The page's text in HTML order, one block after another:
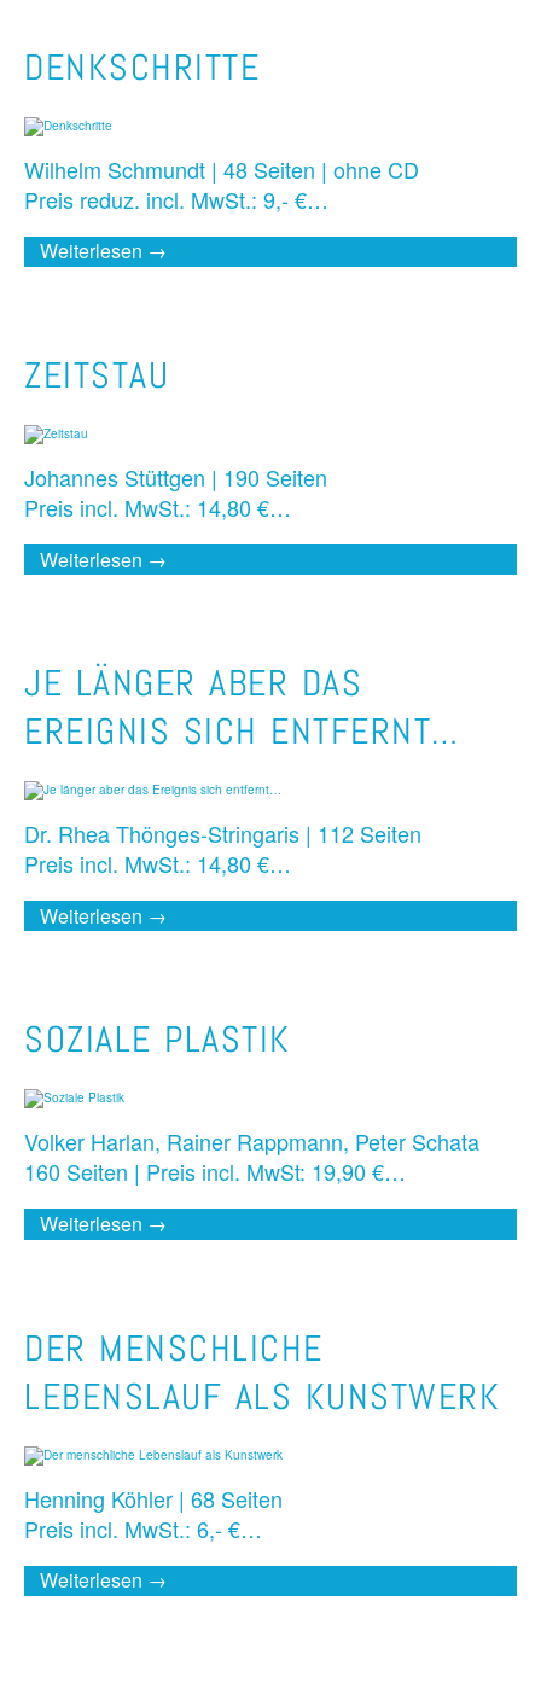
DENKSCHRITTE
Wilhelm Schmundt | 48 Seiten | ohne CD
Preis reduz. incl. MwSt.: 9,- €…
Weiterlesen →
ZEITSTAU
Johannes Stüttgen | 190 Seiten
Preis incl. MwSt.: 14,80 €…
Weiterlesen →
JE LÄNGER ABER DAS
EREIGNIS SICH ENTFERNT…
Dr. Rhea Thönges-Stringaris | 112 Seiten
Preis incl. MwSt.: 14,80 €…
Weiterlesen →
SOZIALE PLASTIK
Volker Harlan, Rainer Rappmann, Peter Schata
160 Seiten | Preis incl. MwSt: 19,90 €…
Weiterlesen →
DER MENSCHLICHE
LEBENSLAUF ALS KUNSTWERK
Henning Köhler | 68 Seiten
Preis incl. MwSt.: 6,- €…
Weiterlesen →